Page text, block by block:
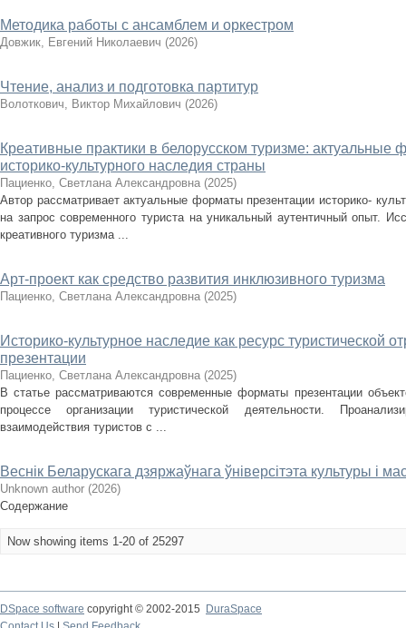
Методика работы с ансамблем и оркестром
Довжик, Евгений Николаевич (2026)
Чтение, анализ и подготовка партитур
Волоткович, Виктор Михайлович (2026)
Креативные практики в белорусском туризме: актуальные
историко-культурного наследия страны
Пациенко, Светлана Александровна (2025)
Автор рассматривает актуальные форматы презентации историко-
на запрос современного туриста на уникальный аутентичный опыт.
креативного туризма ...
Арт-проект как средство развития инклюзивного туризма
Пациенко, Светлана Александровна (2025)
Историко-культурное наследие как ресурс туристической
презентации
Пациенко, Светлана Александровна (2025)
В статье рассматриваются современные форматы презентации
процессе организации туристической деятельности.
взаимодействия туристов с ...
Веснік Беларускага дзяржаўнага ўніверсітэта культуры і
Unknown author (2026)
Содержание
Now showing items 1-20 of 25297
DSpace software copyright © 2002-2015
DuraSpace